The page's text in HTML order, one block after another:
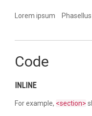
Lorem ipsum
Code
INLINE
For example, <section>